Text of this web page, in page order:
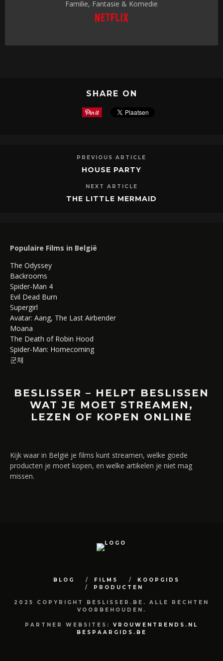
Familie, Fantasie & Komedie
SHARE ON
PREVIOUS ARTICLE
HOUSE PARTY
NEXT ARTICLE
THE LITTLE MERMAID
Populaire Films in België
The Odyssey
Backrooms
Spider-Man 4
Evil Dead Burn
Supergirl
Avatar: Aang, The Last Airbender
Moana
The Death of Robin Hood
Spider-Man: Homecoming
군체
BESLISSER – HELPT BESLISSEN
WAT JE MOET STREAMEN,
LEZEN OF KOPEN ONLINE
Kijk waar in België je films kunt streamen, welke goede
producten je moet kopen, en welke artikelen je niet mag
missen.
BLOG FILMS
KOOPGIDS
PRODUCTEN
2025 COPYRIGHT BESLISSER.BE. ALLE RECHTEN
VOORBEHOUDEN.
PARTNER WEBSITES: VROUWENTRENDS.NL
BESPAARGIDS.BE